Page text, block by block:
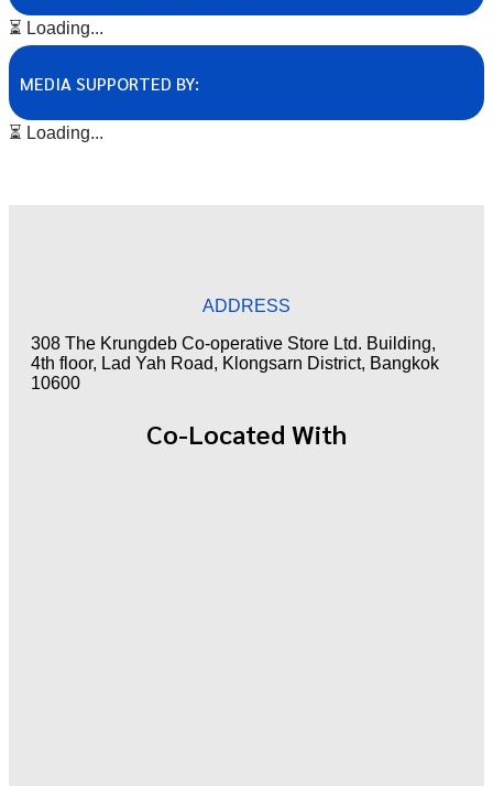
⏳ Loading...
MEDIA SUPPORTED BY:
⏳ Loading...
ADDRESS
308 The Krungdeb Co-operative Store Ltd. Building,
4th floor, Lad Yah Road, Klongsarn District, Bangkok
10600
Co-Located With